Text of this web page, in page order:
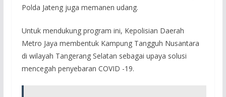
Polda Jateng juga memanen udang.
Untuk mendukung program ini, Kepolisian Daerah
Metro Jaya membentuk Kampung Tangguh Nusantara
di wilayah Tangerang Selatan sebagai upaya solusi
mencegah penyebaran COVID -19.